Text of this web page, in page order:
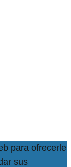
para ofrecerle
sus